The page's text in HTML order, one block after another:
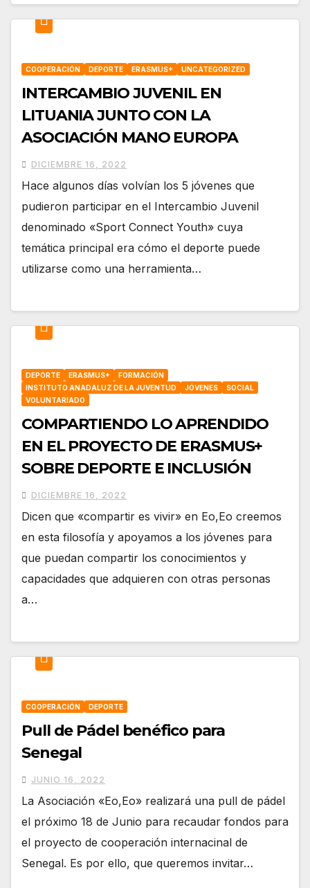
COOPERACIÓN DEPORTE ERASMUS+ UNCATEGORIZED
INTERCAMBIO JUVENIL EN
LITUANIA JUNTO CON LA
ASOCIACIÓN MANO EUROPA
DICIEMBRE 16, 2022
Hace algunos días volvían los 5 jóvenes que
pudieron participar en el Intercambio Juvenil
denominado «Sport Connect Youth» cuya
temática principal era cómo el deporte puede
utilizarse como una herramienta…
DEPORTE ERASMUS+
FORMACIÓN
INSTITUTO ANADALUZ DE LA JUVENTUD
JÓVENES
SOCIAL
VOLUNTARIADO
COMPARTIENDO LO APRENDIDO
EN EL PROYECTO DE ERASMUS+
SOBRE DEPORTE E INCLUSIÓN
DICIEMBRE 16, 2022
Dicen que «compartir es vivir» en Eo,Eo creemos
en esta filosofía y apoyamos a los jóvenes para
que puedan compartir los conocimientos y
capacidades que adquieren con otras personas
a…
COOPERACIÓN DEPORTE
Pull de Pádel benéfico para
Senegal
JUNIO 16, 2022
La Asociación «Eo,Eo» realizará una pull de pádel
el próximo 18 de Junio para recaudar fondos para
el proyecto de cooperación internacinal de
Senegal. Es por ello, que queremos invitar…